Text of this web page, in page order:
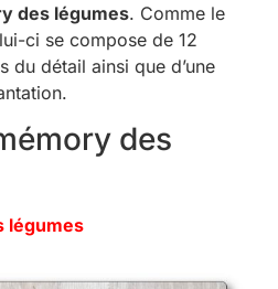
des légumes. Comme le
ci se compose de 12
du détail ainsi que d’une
des
légumes